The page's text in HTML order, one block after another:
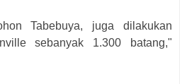
Tabebuya, juga dilakukan
sebanyak 1.300 batang,"